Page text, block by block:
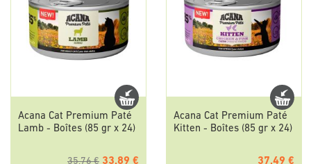
Acana Cat Premium Paté
Lamb - Boîtes (85 gr x 24)
35,76 € 33,89 €
Acana Cat Premium Paté
Kitten - Boîtes (85 gr x 24)
37,49 €